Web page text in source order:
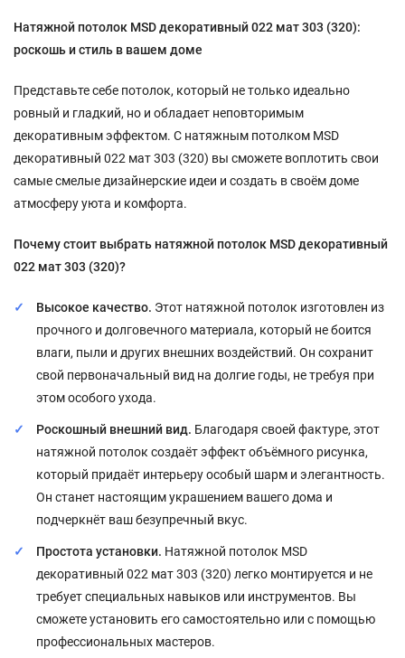
Натяжной потолок MSD декоративный 022 мат 303 (320):
роскошь и стиль в вашем доме
Представьте себе потолок, который не только идеально
ровный и гладкий, но и обладает неповторимым
декоративным эффектом. С натяжным потолком MSD
декоративный 022 мат 303 (320) вы сможете воплотить свои
самые смелые дизайнерские идеи и создать в своём доме
атмосферу уюта и комфорта.
Почему стоит выбрать натяжной потолок MSD декоративный
022 мат 303 (320)?
Высокое качество. Этот натяжной потолок изготовлен из
прочного и долговечного материала, который не боится
влаги, пыли и других внешних воздействий. Он сохранит
свой первоначальный вид на долгие годы, не требуя при
этом особого ухода.
Роскошный внешний вид. Благодаря своей фактуре, этот
натяжной потолок создаёт эффект объёмного рисунка,
который придаёт интерьеру особый шарм и элегантность.
Он станет настоящим украшением вашего дома и
подчеркнёт ваш безупречный вкус.
Простота установки. Натяжной потолок MSD
декоративный 022 мат 303 (320) легко монтируется и не
требует специальных навыков или инструментов. Вы
сможете установить его самостоятельно или с помощью
профессиональных мастеров.